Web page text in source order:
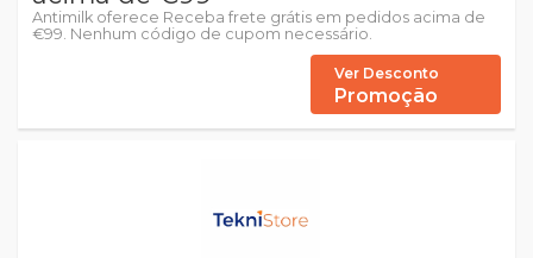
Antimilk oferece Receba frete grátis em pedidos acima de
€99. Nenhum código de cupom necessário.
Ver Desconto
Promoção